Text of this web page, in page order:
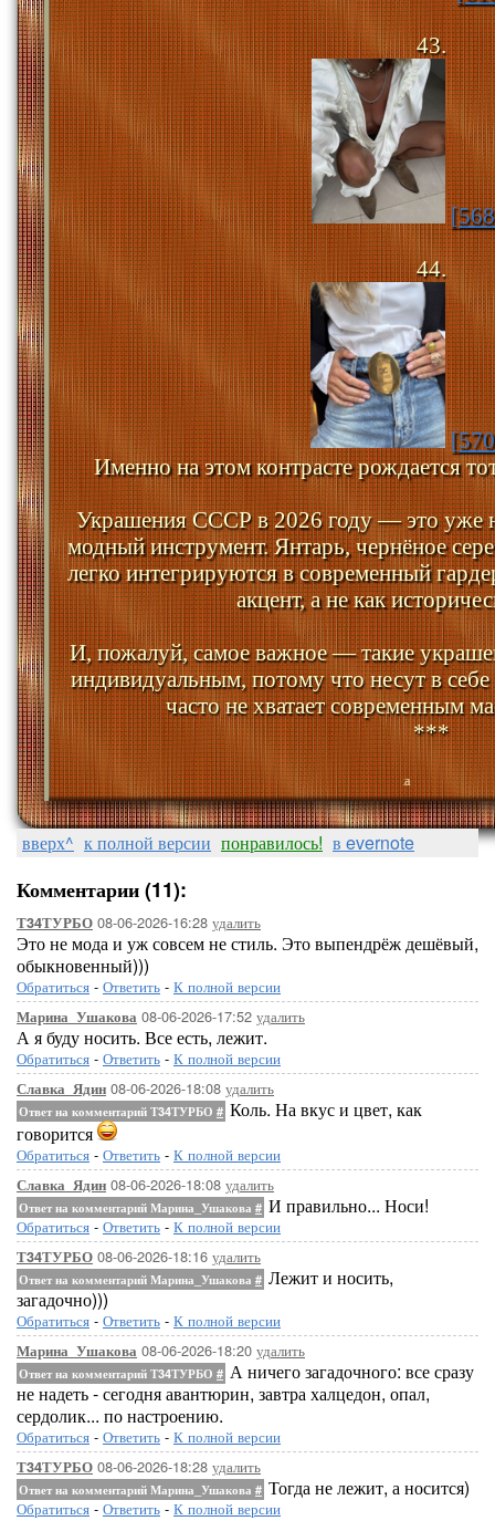
43.
44.
Именно на этом контрасте рождается
Украшения СССР в 2026 году — это уже
модный инструмент. Янтарь, чернёное
легко интегрируются в современный
акцент, а не как
И, пожалуй, самое важное — такие
индивидуальным, потому что несут в
часто не хватает современным
***
Люба-
вверх^ к полной версии понравилось! в evernote
Комментарии (11):
Т34ТУРБО 08-06-2026-16:28 удалить
Это не мода и уж совсем не стиль. Это выпендрёж дешёвый,
обыкновенный)))
Обратиться - Ответить - К полной версии
Марина_Ушакова 08-06-2026-17:52 удалить
А я буду носить. Все есть, лежит.
Обратиться - Ответить - К полной версии
Славка_Ядин 08-06-2026-18:08 удалить
Ответ на комментарий Т34ТУРБО # Коль. На вкус и цвет, как
говорится
Обратиться - Ответить - К полной версии
Славка_Ядин 08-06-2026-18:08 удалить
Ответ на комментарий Марина_Ушакова # И правильно... Носи!
Обратиться - Ответить - К полной версии
Т34ТУРБО 08-06-2026-18:16 удалить
Ответ на комментарий Марина_Ушакова # Лежит и носить,
загадочно)))
Обратиться - Ответить - К полной версии
Марина_Ушакова 08-06-2026-18:20 удалить
Ответ на комментарий Т34ТУРБО # А ничего загадочного: все сразу
не надеть - сегодня авантюрин, завтра халцедон, опал,
сердолик... по настроению.
Обратиться - Ответить - К полной версии
Т34ТУРБО 08-06-2026-18:28 удалить
Ответ на комментарий Марина_Ушакова # Тогда не лежит, а носится)
Обратиться - Ответить - К полной версии